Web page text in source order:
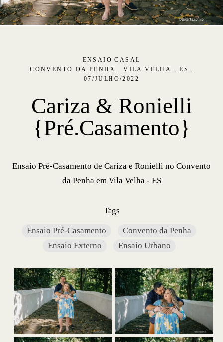
ENSAIO CASAL
CONVENTO DA PENHA - VILA VELHA - ES
07/JULHO/2022
Cariza & Ronielli
{Pré.Casamento}
Ensaio Pré-Casamento de Cariza e Ronielli no Convento
da Penha em Vila Velha - ES
Tags
Ensaio Pré-Casamento
Convento da Penha
Ensaio Externo
Ensaio Urbano